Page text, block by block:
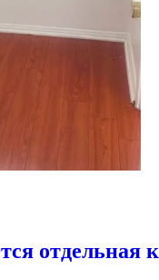
отдельная